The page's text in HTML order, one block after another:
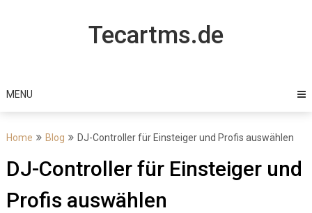
Tecartms.de
MENU
Home Blog DJ-Controller für Einsteiger und Profis auswählen
DJ-Controller für Einsteiger und
Profis auswählen